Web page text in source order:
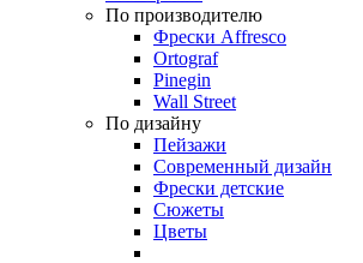
По производителю
Фрески Affresco
Ortograf
Pinegin
Wall Street
По дизайну
Пейзажи
Современный дизайн
Фрески детские
Сюжеты
Цветы